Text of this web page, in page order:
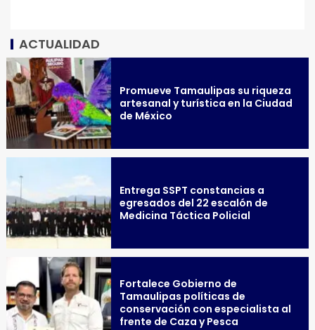
ACTUALIDAD
Promueve Tamaulipas su riqueza
artesanal y turística en la Ciudad
de México
Entrega SSPT constancias a
egresados del 22 escalón de
Medicina Táctica Policial
Fortalece Gobierno de
Tamaulipas políticas de
conservación con especialista al
frente de Caza y Pesca